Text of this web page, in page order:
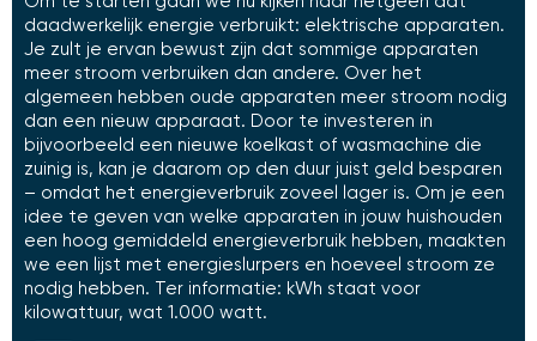
daadwerkelijk energie verbruikt: elektrische apparaten.
Je zult je ervan bewust zijn dat sommige apparaten
meer stroom verbruiken dan andere. Over het
algemeen hebben oude apparaten meer stroom nodig
dan een nieuw apparaat. Door te investeren in
bijvoorbeeld een nieuwe koelkast of wasmachine die
zuinig is, kan je daarom op den duur juist geld besparen
– omdat het energieverbruik zoveel lager is. Om je een
idee te geven van welke apparaten in jouw huishouden
een hoog gemiddeld energieverbruik hebben, maakten
we een lijst met energieslurpers en hoeveel stroom ze
nodig hebben. Ter informatie: kWh staat voor
kilowattuur, wat 1.000 watt.